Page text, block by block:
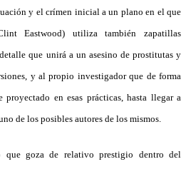
y el crímen inicial a un plano en el que
Eastwood) utiliza también zapatillas
que unirá a un asesino de prostitutas y
y al propio investigador que de forma
proyectado en esas prácticas, hasta llegar a
de los posibles autores de los mismos.
que goza de relativo prestigio dentro del